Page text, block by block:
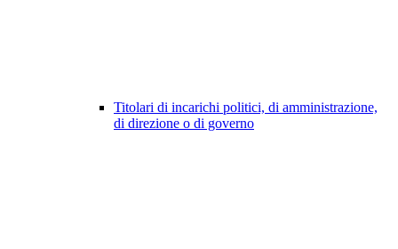
Titolari di incarichi politici, di amministrazione,
di direzione o di governo